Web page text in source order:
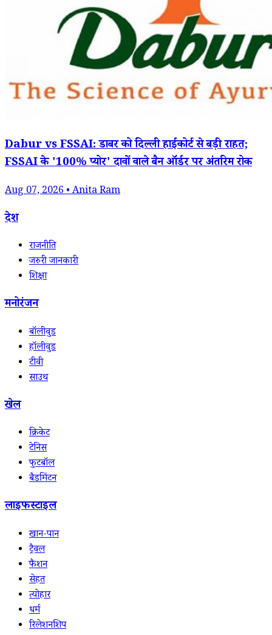
Dabur vs FSSAI: डाबर को दिल्ली हाईकोर्ट से बड़ी राहत;
FSSAI के '100% प्योर' दावों वाले बैन ऑर्डर पर अंतरिम रोक
Aug 07, 2026 • Anita Ram
देश
राजनीति
जरुरी जानकारी
शिक्षा
मनोरंजन
बॉलीवुड
हॉलीवुड
टीवी
साउथ
खेल
क्रिकेट
टेनिस
फुटबॉल
बैडमिंटन
लाइफस्टाइल
खान-पान
ट्रैवल
फैशन
सेहत
त्योहार
धर्म
रिलेशनशिप